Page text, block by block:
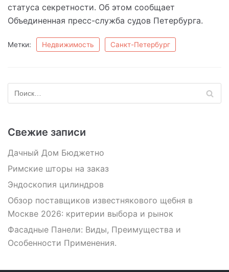
статуса секретности. Об этом сообщает
Объединенная пресс-служба судов Петербурга.
Метки: Недвижимость Санкт-Петербург
Свежие записи
Дачный Дом Бюджетно
Римские шторы на заказ
Эндоскопия цилиндров
Обзор поставщиков известнякового щебня в
Москве 2026: критерии выбора и рынок
Фасадные Панели: Виды, Преимущества и
Особенности Применения.